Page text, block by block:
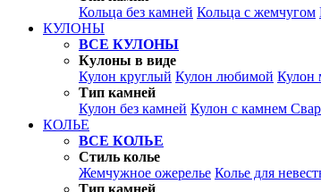
Кольца без камней Кольца с жемчугом
КУЛОНЫ
ВСЕ КУЛОНЫ
Кулоны в виде
Кулон круглый Кулон любимой Кулон
Тип камней
Кулон без камней Кулон с камнем
КОЛЬЕ
ВСЕ КОЛЬЕ
Стиль колье
Жемчужное ожерелье Колье для
Тип камней